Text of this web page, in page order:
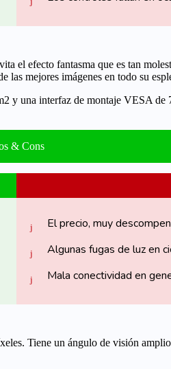
el efecto fantasma que es tan
las mejores imágenes en todo su
y una interfaz de montaje VESA
& Cons
El precio, muy
Algunas fugas de luz en
Mala conectividad en
. Tiene un ángulo de visión